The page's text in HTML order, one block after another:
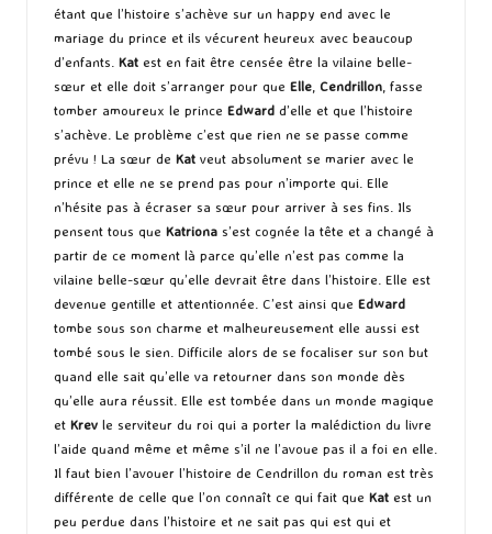
étant que l’histoire s’achève sur un happy end avec le
mariage du prince et ils vécurent heureux avec beaucoup
d’enfants. Kat est en fait être censée être la vilaine belle-
sœur et elle doit s’arranger pour que Elle, Cendrillon, fasse
tomber amoureux le prince Edward d’elle et que l’histoire
s’achève. Le problème c’est que rien ne se passe comme
prévu ! La sœur de Kat veut absolument se marier avec le
prince et elle ne se prend pas pour n’importe qui. Elle
n’hésite pas à écraser sa sœur pour arriver à ses fins. Ils
pensent tous que Katriona s’est cognée la tête et a changé à
partir de ce moment là parce qu’elle n’est pas comme la
vilaine belle-sœur qu’elle devrait être dans l’histoire. Elle est
devenue gentille et attentionnée. C’est ainsi que Edward
tombe sous son charme et malheureusement elle aussi est
tombé sous le sien. Difficile alors de se focaliser sur son but
quand elle sait qu’elle va retourner dans son monde dès
qu’elle aura réussit. Elle est tombée dans un monde magique
et Krev le serviteur du roi qui a porter la malédiction du livre
l’aide quand même et même s’il ne l’avoue pas il a foi en elle.
Il faut bien l’avouer l’histoire de Cendrillon du roman est très
différente de celle que l’on connaît ce qui fait que Kat est un
peu perdue dans l’histoire et ne sait pas qui est qui et